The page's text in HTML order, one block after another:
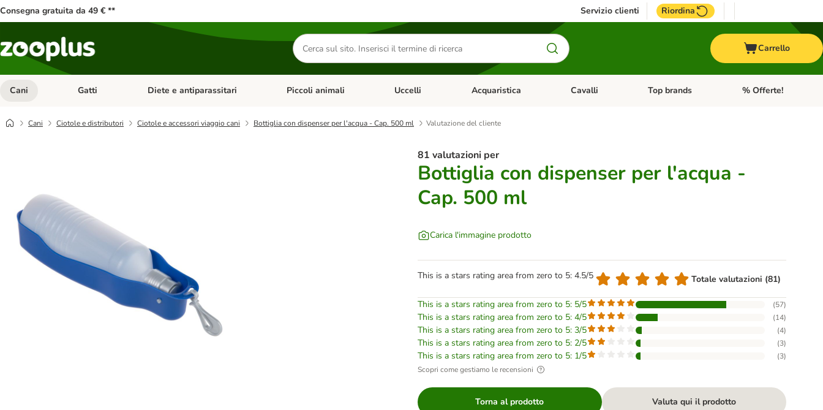
Consegna gratuita da 49 € ** Servizio clienti Riordina
Cerca
prodotti
Carrello
Cani Apri Menu Categoria: Cani
Gatti Apri Menu Categoria: Gatti
Diete e antiparassitari Apri Menu Categoria: Diete e antiparassitari
Piccoli animali Apri Menu Categoria: Piccoli animali
Uccelli Apri Menu Categoria: Uccelli
Acquaristica Apri Menu Categoria: Acquaristica
Cavalli Apri Menu Categoria: Cavalli
Top brands Apri Menu Categoria:
% Offerte!
Cani Ciotole e distributori Ciotole e accessori viaggio cani Bottiglia con dispenser per l'acqua - Cap. 500 ml Valutazione del cliente
81 valutazioni per
Bottiglia con dispenser per l'acqua -
Cap. 500 ml
Carica l'immagine prodotto
This is a stars rating area from zero to 5: 4.5/5 Totale valutazioni (81)
This is a stars rating area from zero to 5: 5/5 (57)
This is a stars rating area from zero to 5: 4/5 (14)
This is a stars rating area from zero to 5: 3/5 (4)
This is a stars rating area from zero to 5: 2/5 (3)
This is a stars rating area from zero to 5: 1/5 (3)
Scopri come gestiamo le recensioni
Torna al prodotto Valuta qui il prodotto